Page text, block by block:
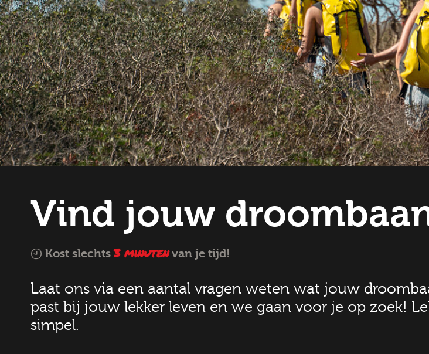
Vind jouw
Kost slechts3 minutenvan je tijd!
Laat ons via een aantal vragen weten wat jouw
past bij jouw lekker leven en we gaan voor je op zoek!
simpel.